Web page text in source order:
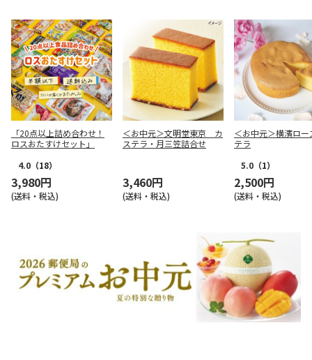
「20点以上詰め合わせ！
ロスおたすけセット」
4.0 （18）
3,980円
(送料・税込)
＜お中元＞文明堂東京 カ
ステラ・月三笠詰合せ
3,460円
(送料・税込)
＜お中元＞横濱ロー
テラ
5.0 （1）
2,500円
(送料・税込)